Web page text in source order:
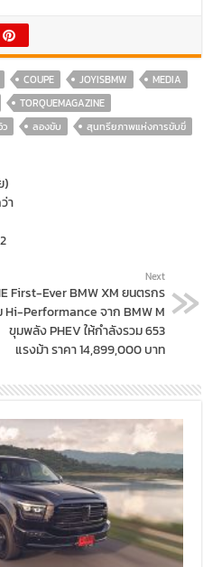
COUPE JOYISBMW
MEDIA
TORQUEMAGAZINE
ว ลองขับ สุนทรียภาพแห่งการขับขี่
)
า
Next
First-Ever BMW XM ยนตรกร
Hi-Performance จาก BMW M
ขุมพลัง PHEV ให้กำลังรวม 653
แรงม้า ราคา 14,899,000 บาท